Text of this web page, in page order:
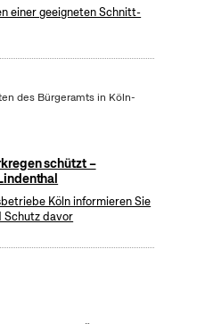
einer geeigneten Schnitt-
des Bürgeramts in Köln-
schützt –
Köln informieren Sie
Schutz davor